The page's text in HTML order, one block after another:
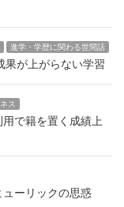
進学・学歴に関わる世間話
果が上がらない学習
ス
で籍を置く成績上
ーリックの思惑